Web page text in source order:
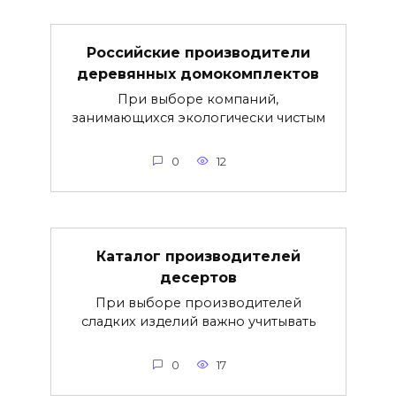
Российские производители
деревянных домокомплектов
При выборе компаний,
занимающихся экологически чистым
0 12
Каталог производителей
десертов
При выборе производителей
сладких изделий важно учитывать
0 17